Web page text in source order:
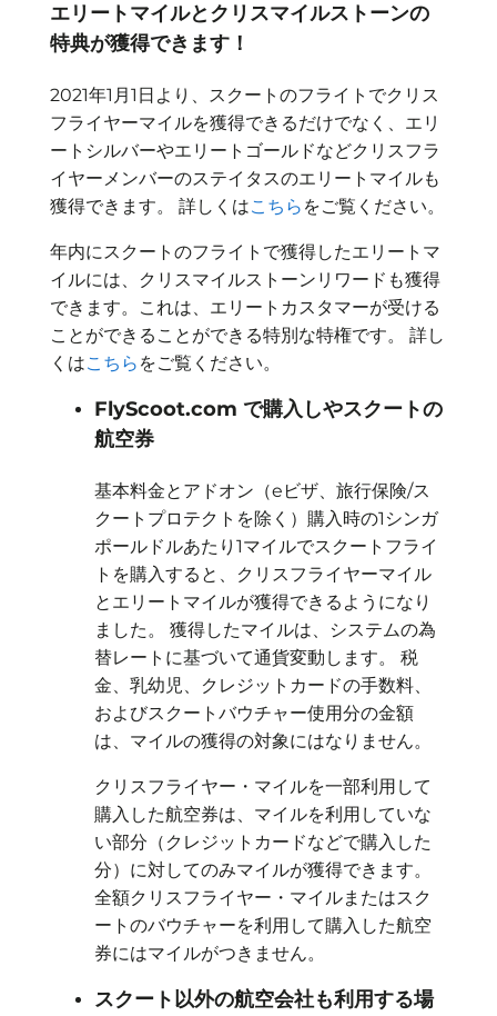
エリートマイルとクリスマイルストーンの
特典が獲得できます！
2021年1月1日より、スクートのフライトでクリス
フライヤーマイルを獲得できるだけでなく、エリ
ートシルバーやエリートゴールドなどクリスフラ
イヤーメンバーのステイタスのエリートマイルも
獲得できます。 詳しくはこちら をご覧ください。
年内にスクートのフライトで獲得したエリートマ
イルには、クリスマイルストーンリワードも獲得
できます。これは、エリートカスタマーが受ける
ことができることができる特別な特権です。 詳し
くはこちら をご覧ください。
FlyScoot.com で購入しやスクートの
航空券
基本料金とアドオン（eビザ、旅行保険/ス
クートプロテクトを除く）購入時の1シンガ
ポールドルあたり1マイルでスクートフライ
トを購入すると、クリスフライヤーマイル
とエリートマイルが獲得できるようになり
ました。 獲得したマイルは、システムの為
替レートに基づいて通貨変動します。 税
金、乳幼児、クレジットカードの手数料、
およびスクートバウチャー使用分の金額
は、マイルの獲得の対象にはなりません。
クリスフライヤー・マイルを一部利用して
購入した航空券は、マイルを利用していな
い部分（クレジットカードなどで購入した
分）に対してのみマイルが獲得できます。
全額クリスフライヤー・マイルまたはスク
ートのバウチャーを利用して購入した航空
券にはマイルがつきません。
スクート以外の航空会社も利用する場